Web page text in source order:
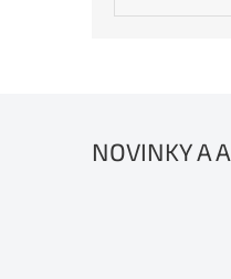
NOVINKY A